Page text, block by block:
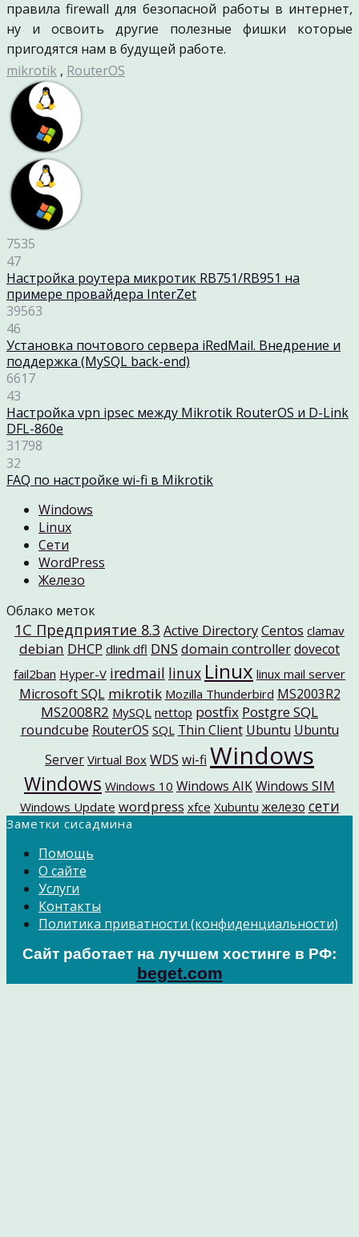
правила firewall для безопасной работы в интернет,
ну и освоить другие полезные фишки которые
пригодятся нам в будущей работе.
mikrotik , RouterOS
7535
47
Настройка роутера микротик RB751/RB951 на
примере провайдера InterZet
39563
46
Установка почтового сервера iRedMail. Внедрение и
поддержка (MySQL back-end)
6617
43
Настройка vpn ipsec между Mikrotik RouterOS и D-Link
DFL-860e
31798
32
FAQ по настройке wi-fi в Mikrotik
Windows
Linux
Cети
WordPress
Железо
Облако меток
1C Предприятие 8.3 Active DirectoryCentos clamav
debian DHCP dlink dfl DNS domain controllerdovecot
fail2ban Hyper-V iredmail linux Linux linux mail server
Microsoft SQL mikrotik Mozilla Thunderbird MS2003R2
MS2008R2 MySQL nettop postfix Postgre SQL
roundcube RouterOS SQL Thin Client Ubuntu Ubuntu
Server Virtual Box WDS wi-fi Windows
Windows Windows 10 Windows AIKWindows SIM
Windows Update wordpress xfce Xubuntu железо сети
Заметки сисадмина
Помощь
О сайте
Услуги
Контакты
Политика приватности (конфиденциальности)
Сайт работает на лучшем хостинге в РФ:
beget.com